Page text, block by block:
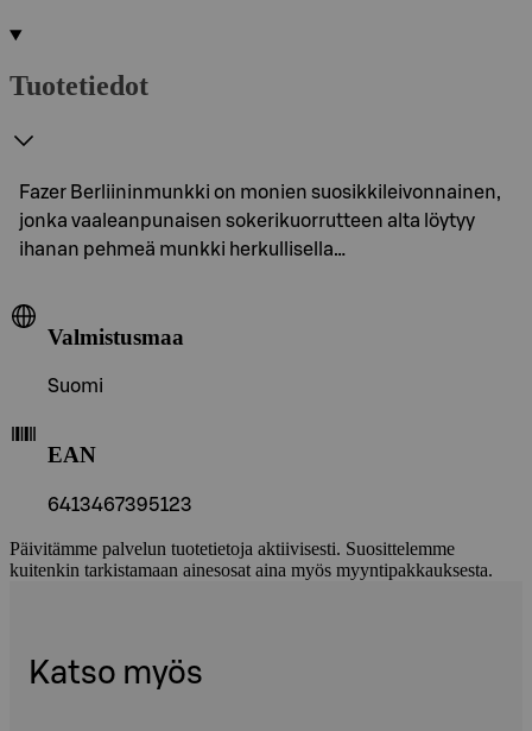
Tuotetiedot
Fazer Berliininmunkki on monien suosikkileivonnainen,
jonka vaaleanpunaisen sokerikuorrutteen alta löytyy
ihanan pehmeä munkki herkullisella…
Valmistusmaa
Suomi
EAN
6413467395123
Päivitämme palvelun tuotetietoja aktiivisesti. Suosittelemme
kuitenkin tarkistamaan ainesosat aina myös myyntipakkauksesta.
Katso myös